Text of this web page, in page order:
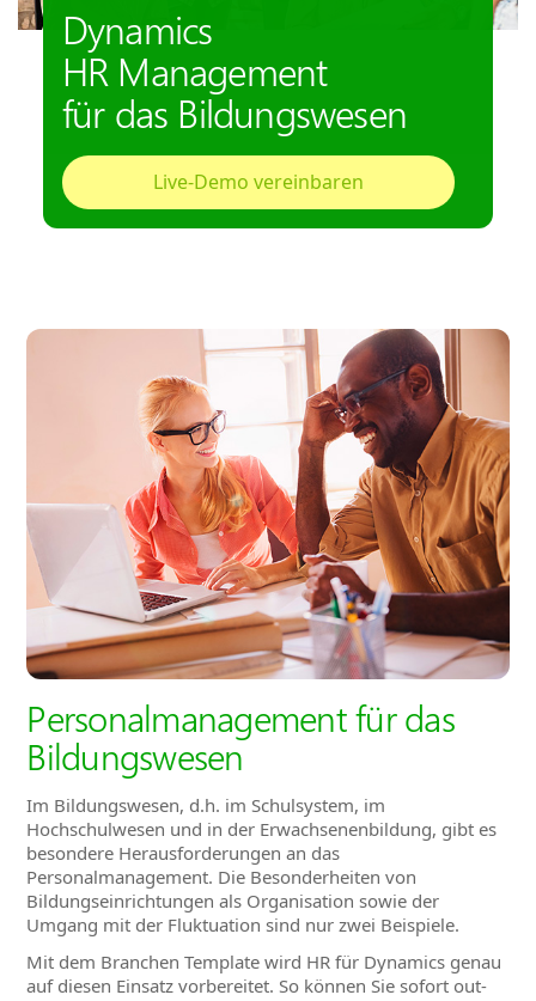
Dynamics
HR Management
für das Bildungswesen
Live-Demo vereinbaren
Personalmanagement für das
Bildungswesen
Im Bildungswesen, d.h. im Schulsystem, im
Hochschulwesen und in der Erwachsenenbildung, gibt es
besondere Herausforderungen an das
Personalmanagement. Die Besonderheiten von
Bildungseinrichtungen als Organisation sowie der
Umgang mit der Fluktuation sind nur zwei Beispiele.
Mit dem Branchen Template wird HR für Dynamics genau
auf diesen Einsatz vorbereitet. So können Sie sofort out-